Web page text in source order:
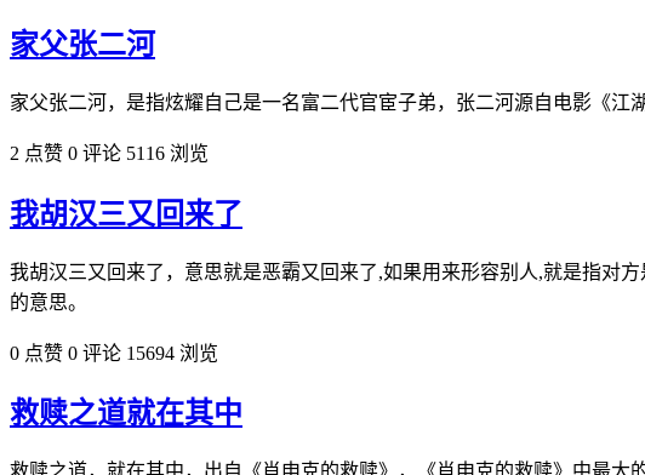
家父张二河
家父张二河，是指炫耀自己是一名富二代官宦子弟，张二河源自电影《江
2 点赞 0 评论 5116 浏览
我胡汉三又回来了
我胡汉三又回来了，意思就是恶霸又回来了,如果用来形容别人,就是指对
的意思。
0 点赞 0 评论 15694 浏览
救赎之道就在其中